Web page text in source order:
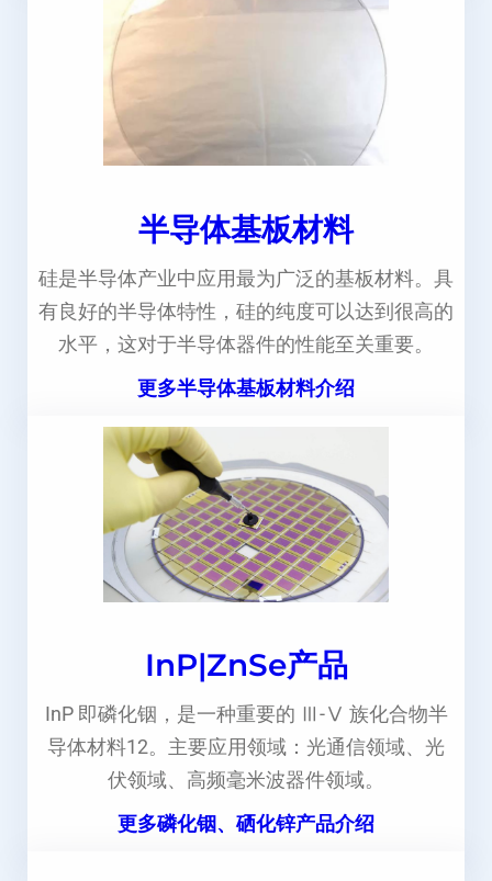
半导体基板材料
硅是半导体产业中应用最为广泛的基板材料。具
有良好的半导体特性，硅的纯度可以达到很高的
水平，这对于半导体器件的性能至关重要。
更多半导体基板材料介绍
InP|ZnSe产品
InP 即磷化铟，是一种重要的 Ⅲ-Ⅴ 族化合物半
导体材料12。主要应用领域：光通信领域、光
伏领域、高频毫米波器件领域。
更多磷化铟、硒化锌产品介绍